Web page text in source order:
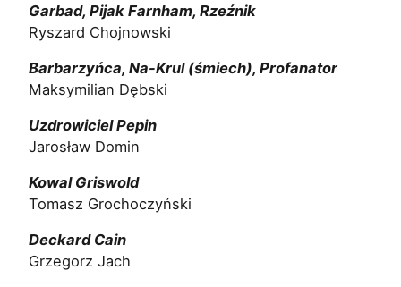
Garbad, Pijak Farnham, Rzeźnik
Ryszard Chojnowski
Barbarzyńca, Na-Krul (śmiech), Profanator
Maksymilian Dębski
Uzdrowiciel Pepin
Jarosław Domin
Kowal Griswold
Tomasz Grochoczyński
Deckard Cain
Grzegorz Jach